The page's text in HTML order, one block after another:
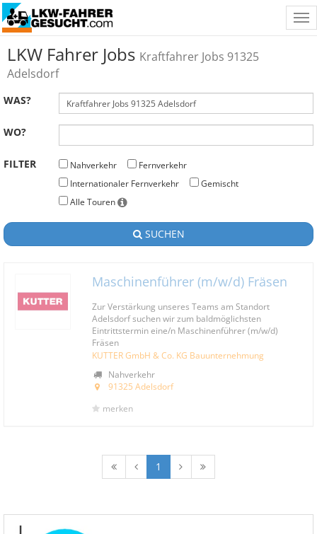
LKW Fahrer Jobs Kraftfahrer Jobs 91325
Adelsdorf
WAS?
WO?
FILTER Nahverkehr
Fernverkehr
Internationaler Fernverkehr
Gemischt
Alle Touren
SUCHEN
Maschinenführer (m/w/d) Fräsen
Zur Verstärkung unseres Teams am Standort
Adelsdorf suchen wir zum baldmöglichsten
Eintrittstermin eine/n Maschinenführer (m/w/d)
Fräsen
KUTTER GmbH & Co. KG Bauunternehmung
Nahverkehr
91325 Adelsdorf
merken
1